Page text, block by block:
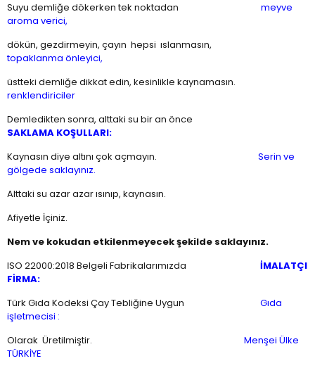
Suyu demliğe dökerken tek noktadan meyve
aroma verici,
dökün, gezdirmeyin, çayın hepsi ıslanmasın,
topaklanma önleyici,
üstteki demliğe dikkat edin, kesinlikle kaynamasın.
renklendiriciler
Demledikten sonra, alttaki su bir an önce
SAKLAMA KOŞULLARI:
Kaynasın diye altını çok açmayın. Serin ve
gölgede saklayınız.
Alttaki su azar azar ısınıp, kaynasın.
Afiyetle İçiniz.
Nem ve kokudan etkilenmeyecek şekilde saklayınız.
ISO 22000:2018 Belgeli Fabrikalarımızda
İMALATÇI
FİRMA:
Türk Gıda Kodeksi Çay Tebliğine Uygun Gıda
işletmecisi :
Olarak Üretilmiştir. Menşei Ülke
TÜRKİYE